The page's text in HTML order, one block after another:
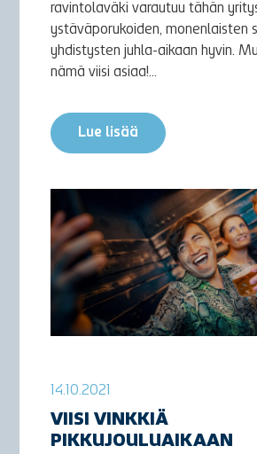
ravintolaväki varautuu tähän
ystäväporukoiden, monenlaisten
yhdistysten juhla-aikaan hyvin.
nämä viisi asiaa!...
Lue lisää
14.10.2021
VIISI VINKKIÄ
PIKKUJOULUAIKAAN